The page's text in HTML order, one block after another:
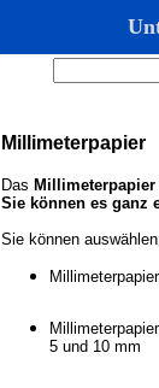
Millimeterpapier
Das
Sie können es ganz
Sie können
5 und 10 mm